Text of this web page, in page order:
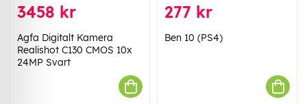
3458 kr
Agfa Digitalt Kamera
Realishot C130 CMOS 10x
24MP Svart
277 kr
Ben 10 (PS4)